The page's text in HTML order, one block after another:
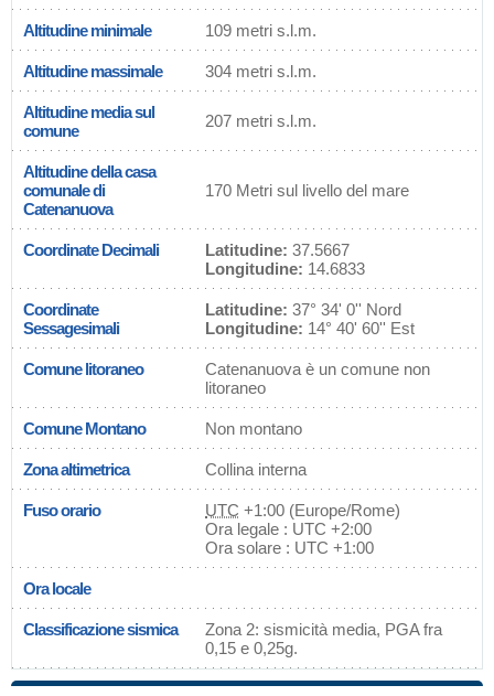
Altitudine minimale 109 metri s.l.m.
Altitudine massimale 304 metri s.l.m.
Altitudine media sul
comune
207 metri s.l.m.
Altitudine della casa
comunale di
Catenanuova
170 Metri sul livello del mare
Coordinate Decimali Latitudine: 37.5667
Longitudine: 14.6833
Coordinate
Sessagesimali
Latitudine: 37° 34' 0'' Nord
Longitudine: 14° 40' 60'' Est
Comune litoraneo
Catenanuova è un comune non
litoraneo
Comune Montano Non montano
Zona altimetrica Collina interna
Fuso orario UTC +1:00 (Europe/Rome)
Ora legale : UTC +2:00
Ora solare : UTC +1:00
Ora locale
Classificazione sismica
Zona 2: sismicità media, PGA fra
0,15 e 0,25g.